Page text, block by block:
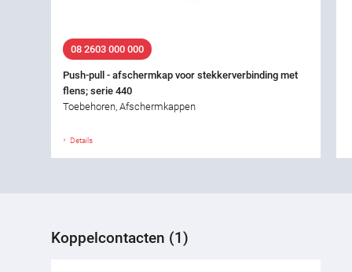
08 2603 000 000
Push-pull - afschermkap voor stekkerverbinding met
flens; serie 440
Toebehoren, Afschermkappen
Details
Koppelcontacten (1)